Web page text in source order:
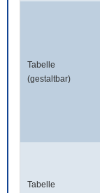
Tabelle
(gestaltbar)
Tabelle